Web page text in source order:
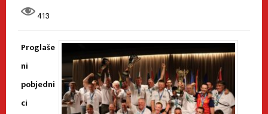
413
Proglaše
ni
pobjedni
ci